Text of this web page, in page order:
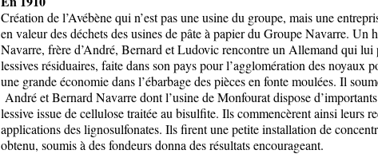
Création de l’Avébène qui n’est pas une usine du groupe, mais une
en valeur des déchets des usines de pâte à papier du Groupe Navarre. Un
Navarre, frère d’André, Bernard et Ludovic rencontre un Allemand qui lui
lessives résiduaires, faite dans son pays pour l’agglomération des noyaux
une grande économie dans l’ébarbage des pièces en fonte moulées. Il
André et Bernard Navarre dont l’usine de Monfourat dispose
lessive issue de cellulose traitée au bisulfite. Ils commencèrent ainsi leurs
applications des lignosulfonates. Ils firent une petite installation de
obtenu, soumis à des fondeurs donna des résultats encourageant.